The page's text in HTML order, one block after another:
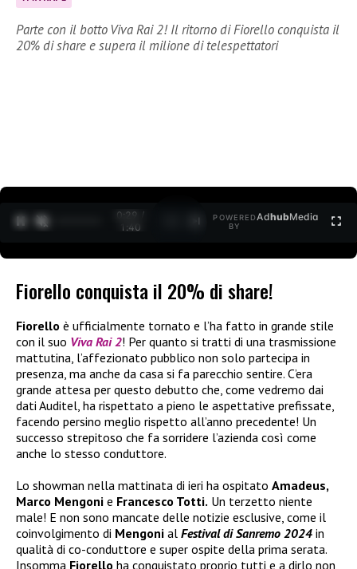
Parte con il botto Viva Rai 2! Il ritorno di Fiorello conquista il
20% di share e supera il milione di telespettatori
0:30 /
1:40
POWERED
BY
AdhubMedia
Fiorello conquista il 20% di share!
Fiorello è ufficialmente tornato e l’ha fatto in grande stile
con il suo Viva Rai 2! Per quanto si tratti di una trasmissione
mattutina, l’affezionato pubblico non solo partecipa in
presenza, ma anche da casa si fa parecchio sentire. C’era
grande attesa per questo debutto che, come vedremo dai
dati Auditel, ha rispettato a pieno le aspettative prefissate,
facendo persino meglio rispetto all’anno precedente! Un
successo strepitoso che fa sorridere l’azienda così come
anche lo stesso conduttore.
Lo showman nella mattinata di ieri ha ospitato Amadeus,
Marco Mengoni e Francesco Totti. Un terzetto niente
male! E non sono mancate delle notizie esclusive, come il
coinvolgimento di Mengoni al Festival di Sanremo 2024 in
qualità di co-conduttore e super ospite della prima serata.
Insomma Fiorello ha conquistato proprio tutti e a dirlo non